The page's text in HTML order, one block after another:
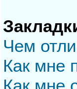
Чем
Как мне